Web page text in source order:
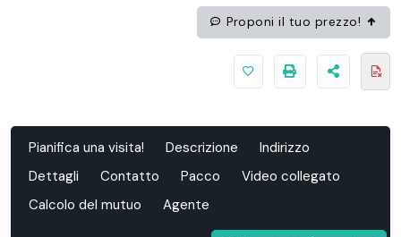
Proponi il tuo prezzo!
Pianifica una visita! Descrizione
Indirizzo
Dettagli
Contatto Pacco
Video collegato
Calcolo del mutuo
Agente